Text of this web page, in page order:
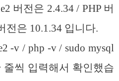
버전은 2.4.34 / PHP 버
전은 10.1.34 입니다.
-v / php -v / sudo mysql
씩 입력해서 확인했습